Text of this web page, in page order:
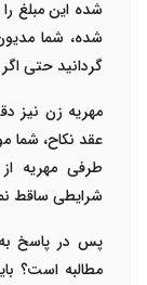
شده، شما
گردانید حتی
مهریه زن نیز
عقد نکاح، شما
طرفی مهریه
شرایطی ساقط
پس در پاسخ
مطالبه است؟